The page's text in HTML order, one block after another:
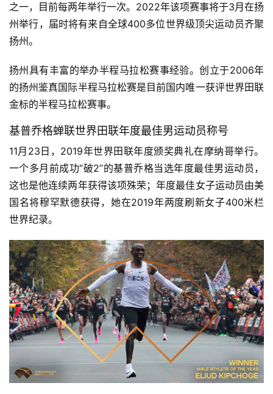
之一，目前每两年举行一次。2022年该项赛事将于3月在扬
州举行，届时将有来自全球400多位世界级顶尖运动员齐聚
扬州。
扬州具有丰富的举办半程马拉松赛事经验。创立于2006年
的扬州鉴真国际半程马拉松赛是目前国内唯一获评世界田联
金标的半程马拉松赛事。
基普乔格蝉联世界田联年度最佳男运动员称号
11月23日，2019年世界田联年度颁奖典礼在摩纳哥举行。
一个多月前成功“破2”的基普乔格当选年度最佳男运动员，
这也是他连续两年获得该项殊荣；年度最佳女子运动员由美
国名将穆罕默德获得，她在2019年两度刷新女子400米栏
世界纪录。